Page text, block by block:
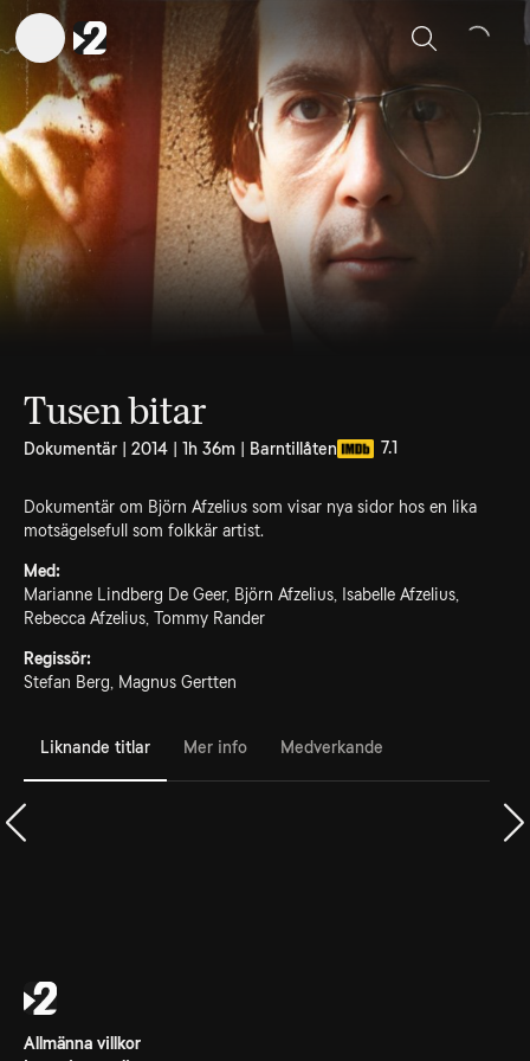
Sök
Tusen bitar
Dokumentär | 2014 | 1h 36m | Barntillåten 7.1
Dokumentär om Björn Afzelius som visar nya sidor hos en lika
motsägelsefull som folkkär artist.
Med:
Marianne Lindberg De Geer, Björn Afzelius, Isabelle Afzelius,
Rebecca Afzelius, Tommy Rander
Regissör:
Stefan Berg, Magnus Gertten
Liknande titlar Mer info Medverkande
Allmänna villkor